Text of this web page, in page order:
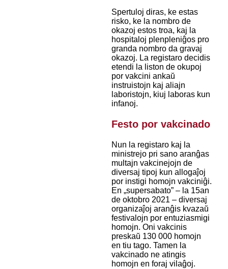
Spertuloj diras, ke estas
risko, ke la nombro de
okazoj estos troa, kaj la
hospitaloj plenpleniĝos pro
granda nombro da gravaj
okazoj. La registaro decidis
etendi la liston de okupoj
por vakcini ankaŭ
instruistojn kaj aliajn
laboristojn, kiuj laboras kun
infanoj.
Festo por vakcinado
Nun la registaro kaj la
ministrejo pri sano aranĝas
multajn vakcinejojn de
diversaj tipoj kun allogaĵoj
por instigi homojn vakciniĝi.
En „supersabato” – la 15an
de oktobro 2021 – diversaj
organizaĵoj aranĝis kvazaŭ
festivalojn por entuziasmigi
homojn. Oni vakcinis
preskaŭ 130 000 homojn
en tiu tago. Tamen la
vakcinado ne atingis
homojn en foraj vilaĝoj.